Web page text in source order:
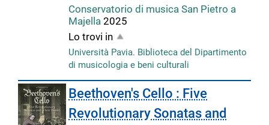
Conservatorio di musica San Pietro a
Majella2025
Lo trovi in
Università Pavia. Biblioteca del Dipartimento
di musicologia e beni culturali
Beethoven's Cello : Five
Revolutionary Sonatas and